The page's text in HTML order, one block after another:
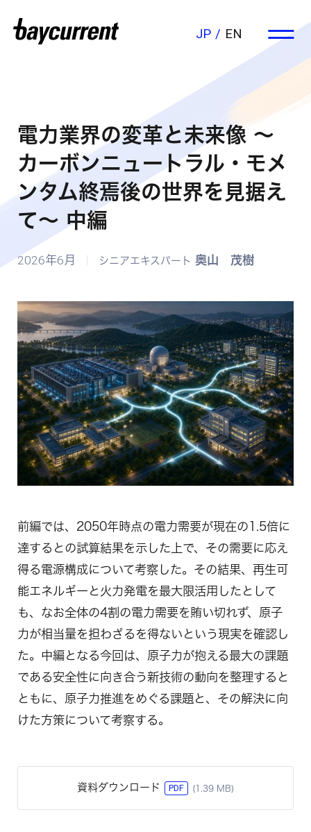
EN
JP
電力業界の変革と未来像 ～
カーボンニュートラル・モメ
ンタム終焉後の世界を見据え
て～ 中編
2026年6月 シニアエキスパート 奥山 茂樹
前編では、2050年時点の電力需要が現在の1.5倍に
達するとの試算結果を示した上で、その需要に応え
得る電源構成について考察した。その結果、再生可
能エネルギーと火力発電を最大限活用したとして
も、なお全体の4割の電力需要を賄い切れず、原子
力が相当量を担わざるを得ないという現実を確認し
た。中編となる今回は、原子力が抱える最大の課題
である安全性に向き合う新技術の動向を整理すると
ともに、原子力推進をめぐる課題と、その解決に向
けた方策について考察する。
資料ダウンロード PDF (1.39 MB)